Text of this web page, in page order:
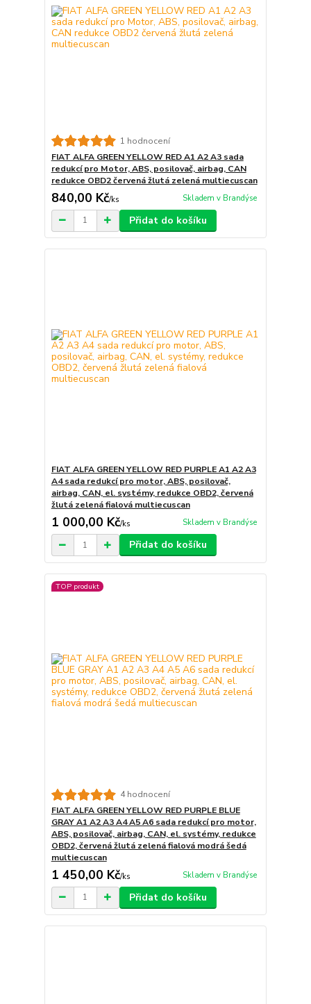
1 hodnocení
FIAT ALFA GREEN YELLOW RED A1 A2 A3 sada
redukcí pro Motor, ABS, posilovač, airbag, CAN
redukce OBD2 červená žlutá zelená multiecuscan
840,00 Kč/ks Skladem v Brandýse
Přidat do košíku
FIAT ALFA GREEN YELLOW RED PURPLE A1 A2 A3
A4 sada redukcí pro motor, ABS, posilovač,
airbag, CAN, el. systémy, redukce OBD2, červená
žlutá zelená fialová multiecuscan
1 000,00 Kč/ks Skladem v Brandýse
Přidat do košíku
TOP produkt
4 hodnocení
FIAT ALFA GREEN YELLOW RED PURPLE BLUE
GRAY A1 A2 A3 A4 A5 A6 sada redukcí pro motor,
ABS, posilovač, airbag, CAN, el. systémy, redukce
OBD2, červená žlutá zelená fialová modrá šedá
multiecuscan
1 450,00 Kč/ks Skladem v Brandýse
Přidat do košíku